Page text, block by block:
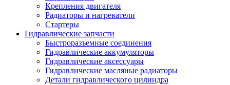
Крепления двигателя
Радиаторы и нагреватели
Стартеры
Гидравлические запчасти
Быстроразъемные соединения
Гидравлические аккумуляторы
Гидравлические аксессуары
Гидравлические масляные радиаторы
Детали гидравлического цилиндра